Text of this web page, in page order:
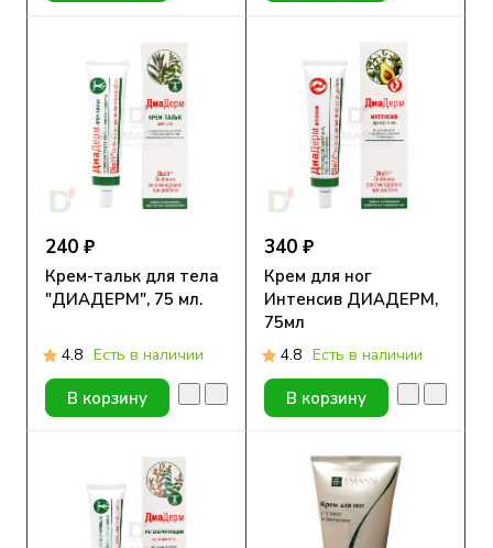
240 ₽
Крем-тальк для тела
"ДИАДЕРМ", 75 мл.
4.8 Есть в наличии
В корзину
340 ₽
Крем для ног
Интенсив ДИАДЕРМ,
75мл
4.8 Есть в наличии
В корзину